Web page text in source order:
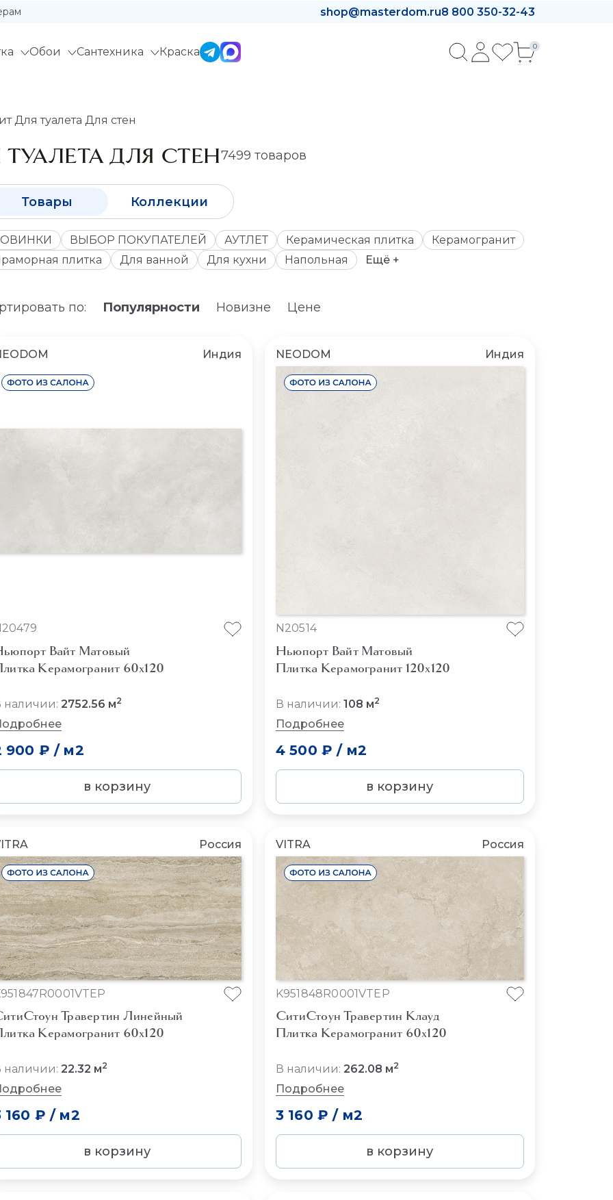
shop@masterdom.ru8 800 350-32-43
Обои Сантехника Краска 0
Для туалета Для стен
ДЛЯ СТЕН7499 товаров
Товары Коллекции
ВЫБОР ПОКУПАТЕЛЕЙ АУТЛЕТ Керамическая плитка
Керамогранит
плитка
Для ванной Для кухни Напольная Ещё +
по: Популярности Новизне Цене
Индия
Вайт Матовый
Керамогранит 60x120
наличии: 2752.56 м2
900 ₽ / м2
в корзину
NEODOM Индия
N20514
Ньюпорт Вайт Матовый
Плитка Керамогранит 120x120
В наличии: 108 м2
Подробнее
4 500 ₽ / м2
в корзину
Россия
Травертин Линейный
Керамогранит 60x120
наличии: 22.32 м2
160 ₽ / м2
в корзину
VITRA Россия
K951848R0001VTEP
СитиСтоун Травертин Клауд
Плитка Керамогранит 60x120
В наличии: 262.08 м2
Подробнее
3 160 ₽ / м2
в корзину